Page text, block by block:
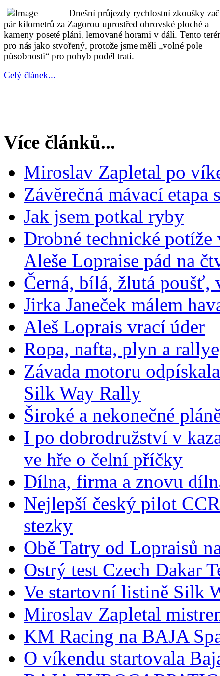
Dnešní průjezdy rychlostní zkoušky
pár kilometrů za Zagorou uprostřed obrovské ploché a
kameny poseté pláni, lemované horami v dáli. Tento
pro nás jako stvořený, protože jsme měli „volné pole
působnosti“ pro pohyb podél trati.
Celý článek...
Více článků...
Miroslav Zapletal po
Závěrečná mávací etapa
Jak jsem potkal ryby
Drobné technické
Aleše Lopraise pád na
Černá, bílá, žlutá poušť,
Jirka Janeček málem
Aleš Loprais vrací úder
Ropa, nafta, plyn a
Závada motoru
Silk Way Rally
Široké a nekonečné
I po dobrodružství v
ve hře o čelní příčky
Dílna, firma a znovu
Nejlepší český pilot
stezky
Obě Tatry od Lopraisů
Ostrý test Czech Dakar
Ve startovní listině Silk
Miroslav Zapletal
KM Racing na BAJA
O víkendu startovala